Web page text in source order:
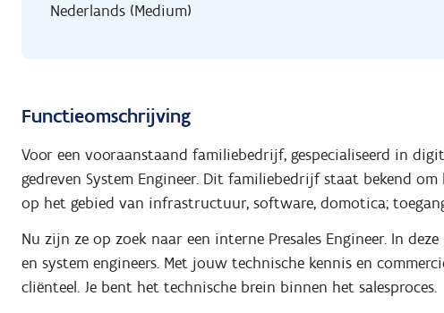
Nederlands (Medium)
Functieomschrijving
Voor een vooraanstaand familiebedrijf, gespecialiseerd in
gedreven System Engineer. Dit familiebedrijf staat bekend
op het gebied van infrastructuur, software, domotica;
Nu zijn ze op zoek naar een interne Presales Engineer. In
en system engineers. Met jouw technische kennis en
cliënteel. Je bent het technische brein binnen het salesproces.